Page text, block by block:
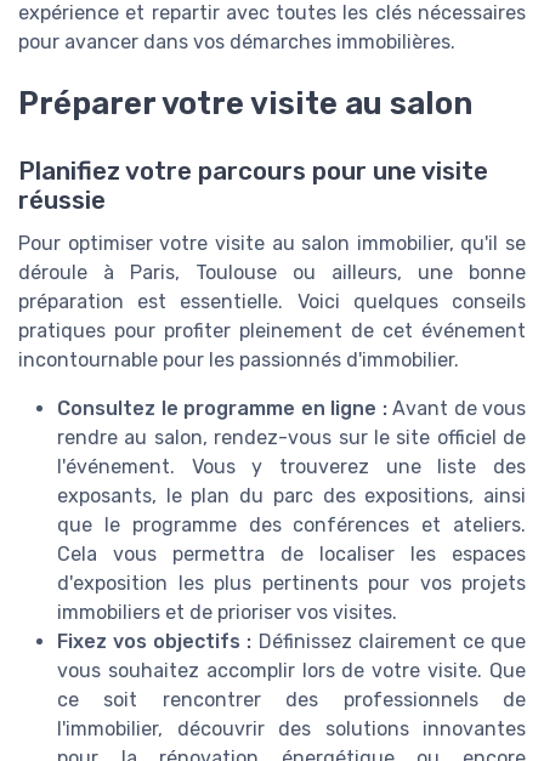
expérience et repartir avec toutes les clés nécessaires
pour avancer dans vos démarches immobilières.
Préparer votre visite au salon
Planifiez votre parcours pour une visite
réussie
Pour optimiser votre visite au salon immobilier, qu'il se
déroule à Paris, Toulouse ou ailleurs, une bonne
préparation est essentielle. Voici quelques conseils
pratiques pour profiter pleinement de cet événement
incontournable pour les passionnés d'immobilier.
Consultez le programme en ligne :Avant de vous
rendre au salon, rendez-vous sur le site officiel de
l'événement. Vous y trouverez une liste des
exposants, le plan du parc des expositions, ainsi
que le programme des conférences et ateliers.
Cela vous permettra de localiser les espaces
d'exposition les plus pertinents pour vos projets
immobiliers et de prioriser vos visites.
Fixez vos objectifs : Définissez clairement ce que
vous souhaitez accomplir lors de votre visite. Que
ce soit rencontrer des professionnels de
l'immobilier, découvrir des solutions innovantes